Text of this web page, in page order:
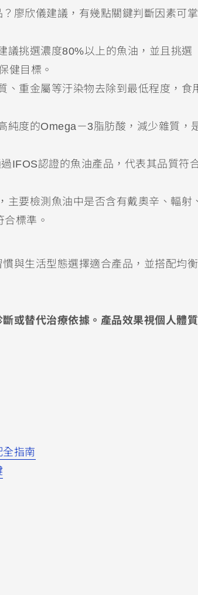
廖欣儀建議，有幾點關鍵判斷因素可
議挑選濃度80%以上的魚油，並且挑選
健目標。
、重金屬等汙染物去除到最低程度，食
純度的Omega－3脂肪酸，減少雜質，
IFOS認證的魚油產品，代表其品質符
主要檢測魚油中是否含有戴奧辛、輻射
標準。
與生活型態選擇適合產品，並搭配均
或替代治療依據。產品效果視個人體
指南